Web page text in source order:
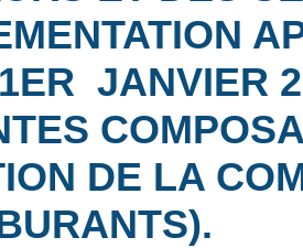
JANVIER
DE LA
.